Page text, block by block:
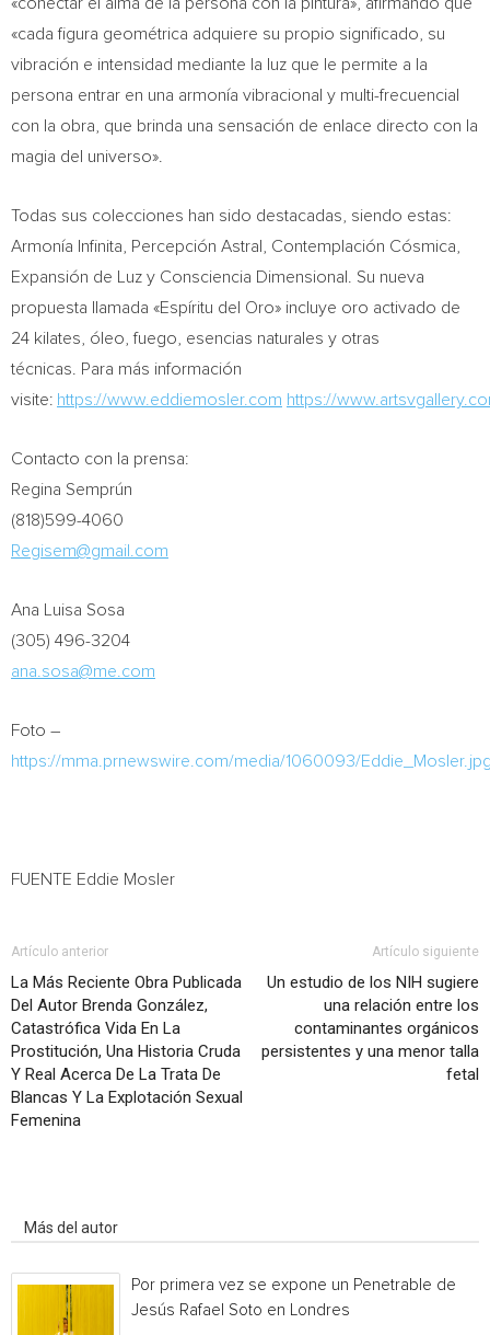
«cada figura geométrica adquiere su propio significado, su
vibración e intensidad mediante la luz que le permite a la
persona entrar en una armonía vibracional y multi-frecuencial
con la obra, que brinda una sensación de enlace directo con la
magia del universo».
Todas sus colecciones han sido destacadas, siendo estas:
Armonía Infinita, Percepción Astral, Contemplación Cósmica,
Expansión de Luz y Consciencia Dimensional. Su nueva
propuesta llamada «Espíritu del Oro» incluye oro activado de
24 kilates, óleo, fuego, esencias naturales y otras
técnicas. Para más información
visite: https://www.eddiemosler.com https://
Contacto con la prensa:
Regina Semprún
(818)599-4060
Regisem@gmail.com
Ana Luisa Sosa
(305) 496-3204
ana.sosa@me.com
Foto –
https://mma.prnewswire.com/media/1060093/
FUENTE Eddie Mosler
Artículo anterior
La Más Reciente Obra Publicada
Del Autor Brenda González,
Catastrófica Vida En La
Prostitución, Una Historia Cruda
Y Real Acerca De La Trata De
Blancas Y La Explotación Sexual
Femenina
Artículo siguiente
Un estudio de los NIH sugiere
una relación entre los
contaminantes orgánicos
persistentes y una menor talla
fetal
Más del autor
Por primera vez se expone un Penetrable de
Jesús Rafael Soto en Londres